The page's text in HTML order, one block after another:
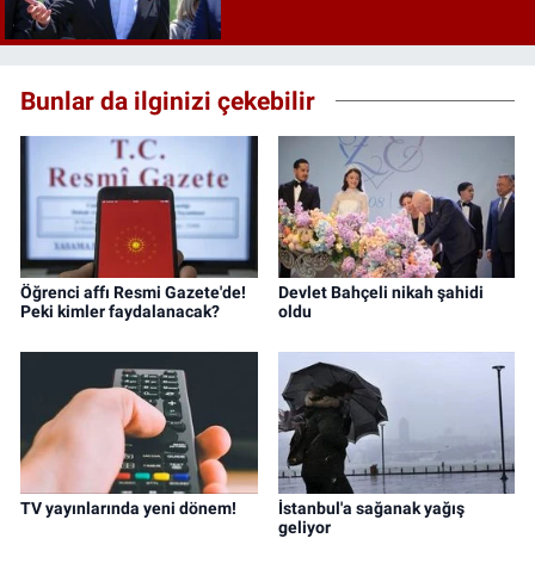
Bunlar da ilginizi çekebilir
Öğrenci affı Resmi Gazete'de!
Peki kimler faydalanacak?
Devlet Bahçeli nikah şahidi
oldu
TV yayınlarında yeni dönem!
İstanbul'a sağanak yağış
geliyor